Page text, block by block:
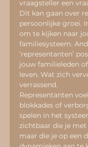
vraagsteller een
Dit kan gaan over
persoonlijke groei.
om te kijken naar
familiesysteem.
‘representanten’
jouw familieleden
leven. Wat zich
verrassend.
Representanten
blokkades of
spelen in het
zichtbaar die je
maar die je op een